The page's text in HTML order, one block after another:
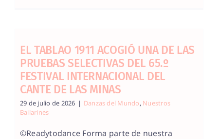
EL TABLAO 1911 ACOGIÓ UNA DE LAS
PRUEBAS SELECTIVAS DEL 65.º
FESTIVAL INTERNACIONAL DEL
CANTE DE LAS MINAS
29 de julio de 2026 | Danzas del Mundo, Nuestros
Bailarines
©Readytodance Forma parte de nuestra